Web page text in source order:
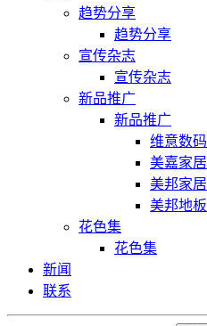
趋势分享
趋势分享
宣传杂志
宣传杂志
新品推广
新品推广
维意数码
美嘉家居
美邦家居
美邦地板
花色集
花色集
新闻
联系